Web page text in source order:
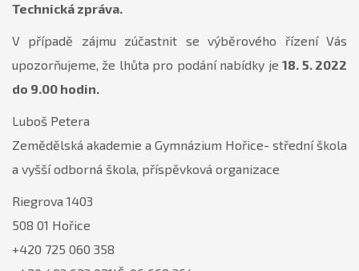
Technická zpráva.
V případě zájmu zúčastnit se výběrového řízení Vás
upozorňujeme, že lhůta pro podání nabídky je18. 5. 2022
do 9.00 hodin.
Luboš Petera
Zemědělská akademie a Gymnázium Hořice- střední škola
a vyšší odborná škola, příspěvková organizace
Riegrova 1403
508 01 Hořice
+420 725 060 358